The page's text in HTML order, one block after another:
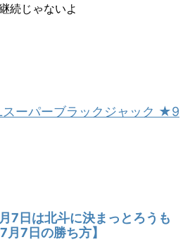
続じゃないよ
スーパーブラックジャック ★9
7日は北斗に決まっとろうも
7日の勝ち方】